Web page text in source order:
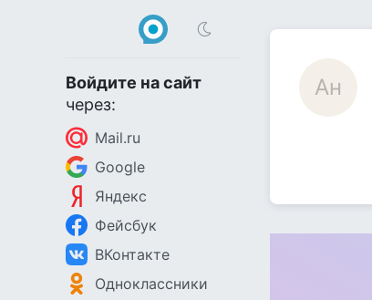
Войдите на сайт
через:
Mail.ru
Google
Яндекс
Фейсбук
ВКонтакте
Одноклассники
Ан